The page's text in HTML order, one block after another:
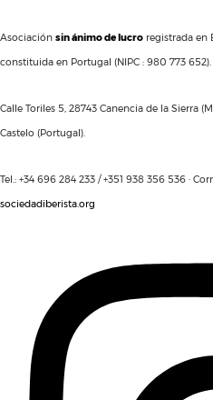
Asociación sin ánimo de lucro registrada en
constituida en Portugal (NIPC : 980 773 652).
Calle Toriles 5, 28743 Canencia de la Sierra
Castelo (Portugal).
Tel.: +34 696 284 233 / +351 938 356 536 ·
sociedadiberista.org